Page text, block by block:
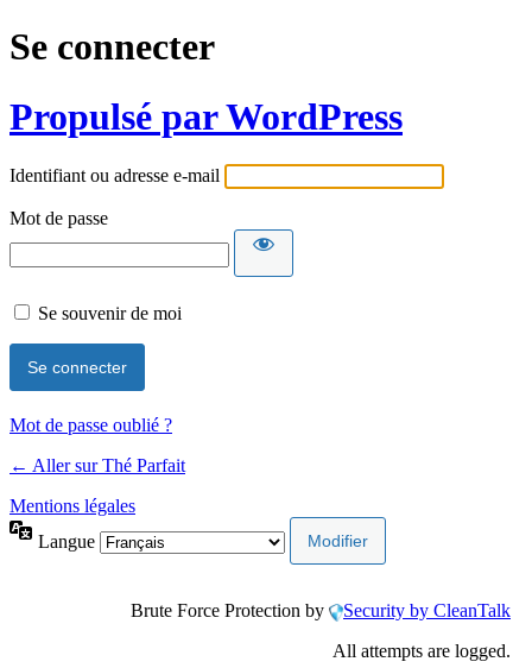
Se connecter
Propulsé par WordPress
Identifiant ou adresse e-mail
Mot de passe
Se souvenir de moi
Mot de passe oublié ?
← Aller sur Thé Parfait
Mentions légales
Langue
Brute Force Protection by
Security by CleanTalk
All attempts are logged.